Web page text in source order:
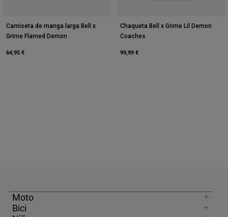
Camiseta de manga larga Bell x
Grime Flamed Demon
64,95 €
Chaqueta Bell x Grime Lil Demon
Coaches
99,99 €
Moto
Bici